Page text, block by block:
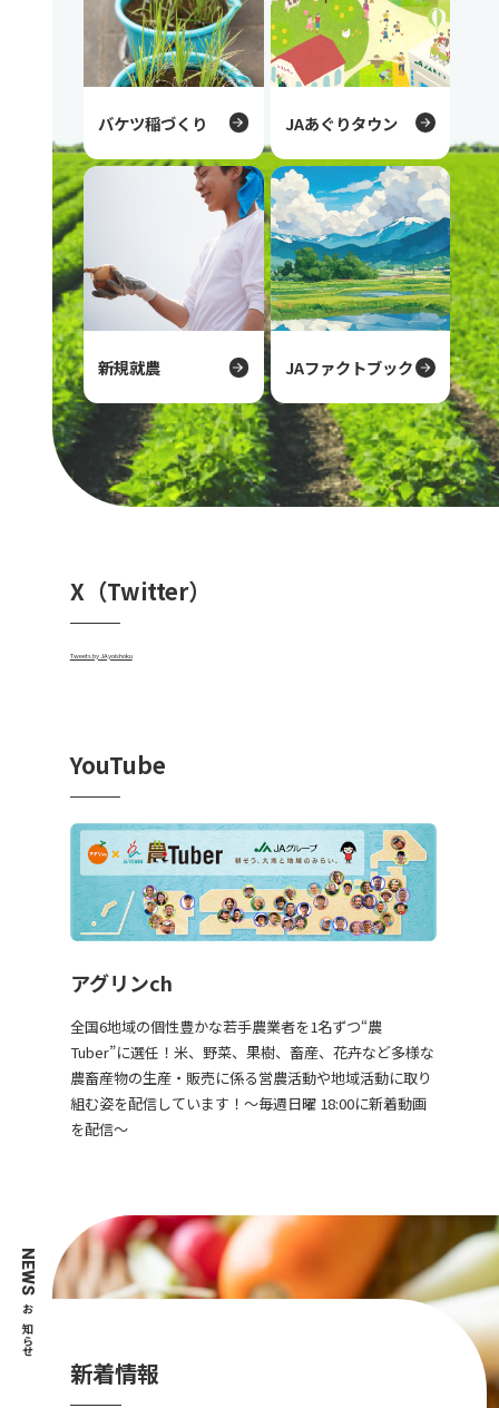
バケツ稲づくり JAあぐりタウン
新規就農 JAファクトブック
X（Twitter）
Tweets by JAyoishoku
YouTube
アグリンch
全国6地域の個性豊かな若手農業者を1名ずつ“農
Tuber”に選任！米、野菜、果樹、畜産、花卉など多様な
農畜産物の生産・販売に係る営農活動や地域活動に取り
組む姿を配信しています！～毎週日曜 18:00に新着動画
を配信～
NEWS
お知らせ
新着情報